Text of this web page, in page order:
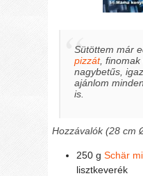
Sütöttem már
pizzát, finomak
nagybetűs,
ajánlom
is.
Hozzávalók (28 cm
250 gSchär
lisztkeverék